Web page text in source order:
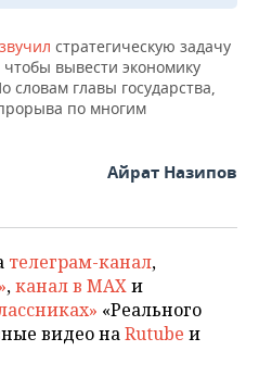
стратегическую задачу
вывести экономику
главы государства,
по многим
Айрат Назипов
телеграм-канал,
,канал в MAXи
«Реального
видео наRutube и